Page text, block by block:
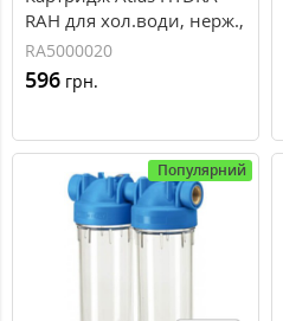
RAH для хол.води, нерж.,
90 мкр
RA5000020
596 грн.
Популярний